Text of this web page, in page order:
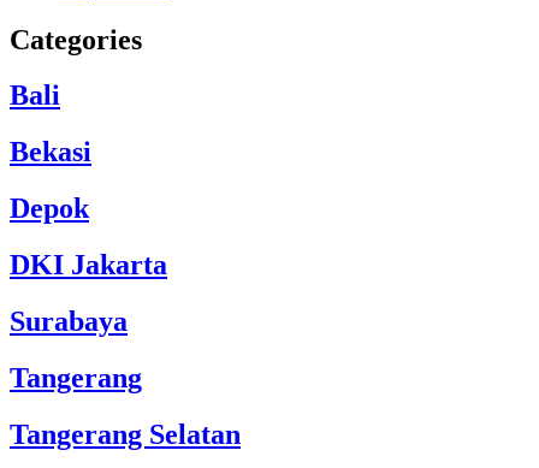
Categories
Bali
Bekasi
Depok
DKI Jakarta
Surabaya
Tangerang
Tangerang Selatan